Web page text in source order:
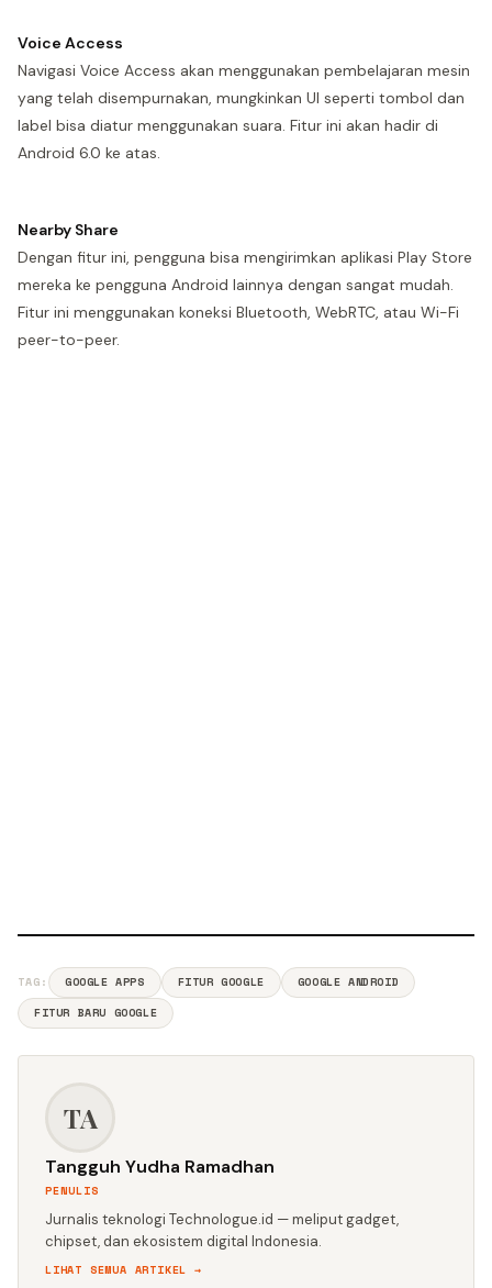
Voice Access
Navigasi Voice Access akan menggunakan pembelajaran mesin
yang telah disempurnakan, mungkinkan UI seperti tombol dan
label bisa diatur menggunakan suara. Fitur ini akan hadir di
Android 6.0 ke atas.
Nearby Share
Dengan fitur ini, pengguna bisa mengirimkan aplikasi Play Store
mereka ke pengguna Android lainnya dengan sangat mudah.
Fitur ini menggunakan koneksi Bluetooth, WebRTC, atau Wi-Fi
peer-to-peer.
TAG: GOOGLE APPS FITUR GOOGLE
GOOGLE ANDROID
FITUR BARU GOOGLE
TA
Tangguh Yudha Ramadhan
PENULIS
Jurnalis teknologi Technologue.id — meliput gadget,
chipset, dan ekosistem digital Indonesia.
LIHAT SEMUA ARTIKEL →